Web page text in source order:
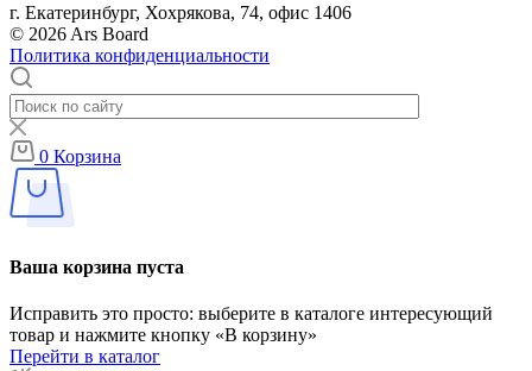
г. Екатеринбург, Хохрякова, 74, офис 1406
© 2026 Ars Board
Политика конфиденциальности
0 Корзина
Ваша корзина пуста
Исправить это просто: выберите в каталоге интересующий
товар и нажмите кнопку «В корзину»
Перейти в каталог